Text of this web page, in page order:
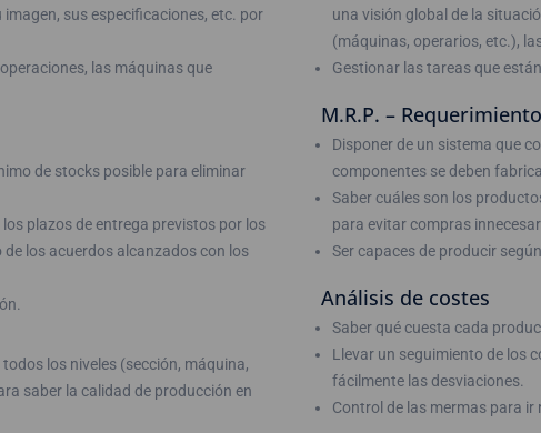
sus especificaciones, etc. por
las máquinas que
de stocks posible para eliminar
plazos de entrega previstos por los
los acuerdos alcanzados con los
los niveles (sección, máquina,
saber la calidad de producción en
una visión global de la
(máquinas, operarios, etc.),
Gestionar las tareas que
M.R.P. –
Disponer de un sistema que
componentes se deben
Saber cuáles son los
para evitar compras
Ser capaces de producir
Análisis de costes
Saber qué cuesta cada
Llevar un seguimiento de los
fácilmente las desviaciones.
Control de las mermas para